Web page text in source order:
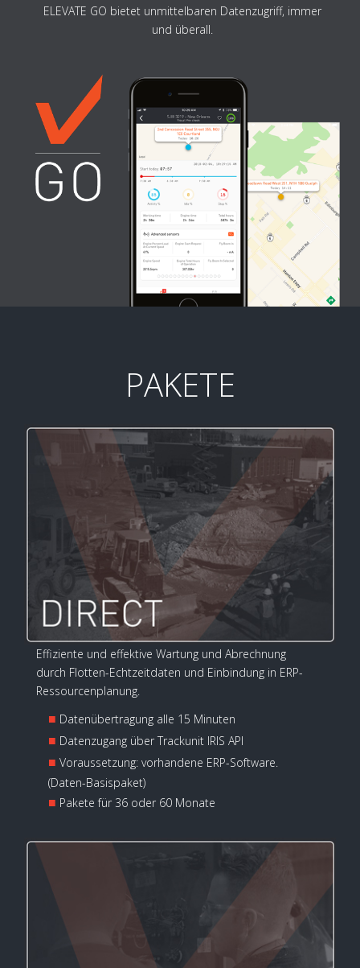
ELEVATE GO bietet unmittelbaren Datenzugriff, immer
und überall.
PAKETE
Effiziente und effektive Wartung und Abrechnung
durch Flotten-Echtzeitdaten und Einbindung in ERP-
Ressourcenplanung.
■ Datenübertragung alle 15 Minuten
■ Datenzugang über Trackunit IRIS API
■ Voraussetzung: vorhandene ERP-Software.
(Daten-Basispaket)
■ Pakete für 36 oder 60 Monate